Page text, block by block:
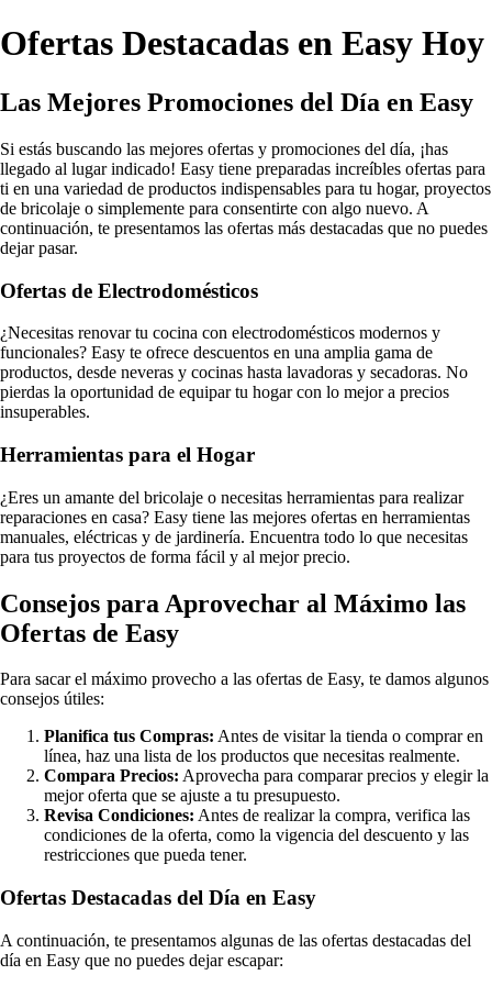
Ofertas Destacadas en Easy Hoy
Las Mejores Promociones del Día en Easy
Si estás buscando las mejores ofertas y promociones del día, ¡has
llegado al lugar indicado! Easy tiene preparadas increíbles ofertas para
ti en una variedad de productos indispensables para tu hogar, proyectos
de bricolaje o simplemente para consentirte con algo nuevo. A
continuación, te presentamos las ofertas más destacadas que no puedes
dejar pasar.
Ofertas de Electrodomésticos
¿Necesitas renovar tu cocina con electrodomésticos modernos y
funcionales? Easy te ofrece descuentos en una amplia gama de
productos, desde neveras y cocinas hasta lavadoras y secadoras. No
pierdas la oportunidad de equipar tu hogar con lo mejor a precios
insuperables.
Herramientas para el Hogar
¿Eres un amante del bricolaje o necesitas herramientas para realizar
reparaciones en casa? Easy tiene las mejores ofertas en herramientas
manuales, eléctricas y de jardinería. Encuentra todo lo que necesitas
para tus proyectos de forma fácil y al mejor precio.
Consejos para Aprovechar al Máximo las
Ofertas de Easy
Para sacar el máximo provecho a las ofertas de Easy, te damos algunos
consejos útiles:
Planifica tus Compras: Antes de visitar la tienda o comprar en
línea, haz una lista de los productos que necesitas realmente.
Compara Precios: Aprovecha para comparar precios y elegir la
mejor oferta que se ajuste a tu presupuesto.
Revisa Condiciones: Antes de realizar la compra, verifica las
condiciones de la oferta, como la vigencia del descuento y las
restricciones que pueda tener.
Ofertas Destacadas del Día en Easy
A continuación, te presentamos algunas de las ofertas destacadas del
día en Easy que no puedes dejar escapar: